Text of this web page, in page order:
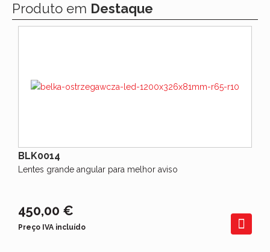
Produto em Destaque
BLK0014
Lentes grande angular para melhor aviso
450,00 €
Preço IVA incluído